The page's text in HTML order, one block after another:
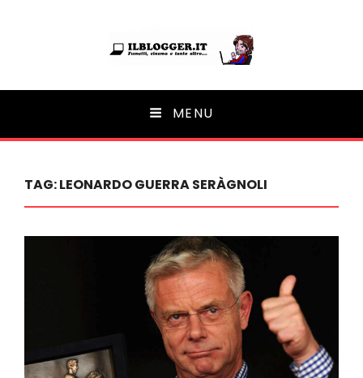
Ilblogger.it
Il portalino di blog | MENU
TAG:LEONARDO GUERRA SERÀGNOLI